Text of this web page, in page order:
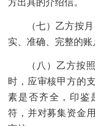
（七）乙方按
实、准确、完整的账
（八）乙方按
时，应审核甲方的
素是否齐全，印鉴
符，并对募集资金